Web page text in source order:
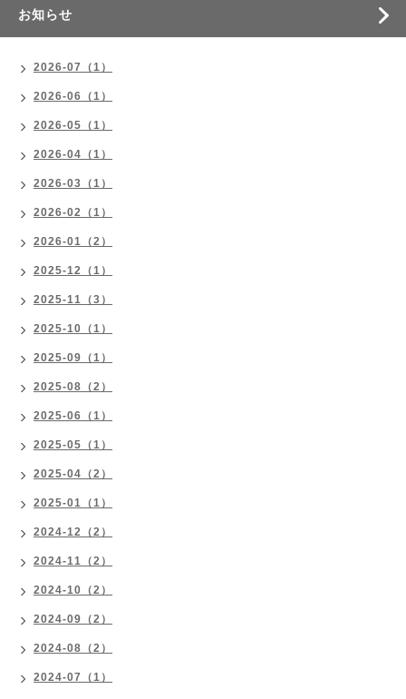
お知らせ
2026-07（1）
2026-06（1）
2026-05（1）
2026-04（1）
2026-03（1）
2026-02（1）
2026-01（2）
2025-12（1）
2025-11（3）
2025-10（1）
2025-09（1）
2025-08（2）
2025-06（1）
2025-05（1）
2025-04（2）
2025-01（1）
2024-12（2）
2024-11（2）
2024-10（2）
2024-09（2）
2024-08（2）
2024-07（1）